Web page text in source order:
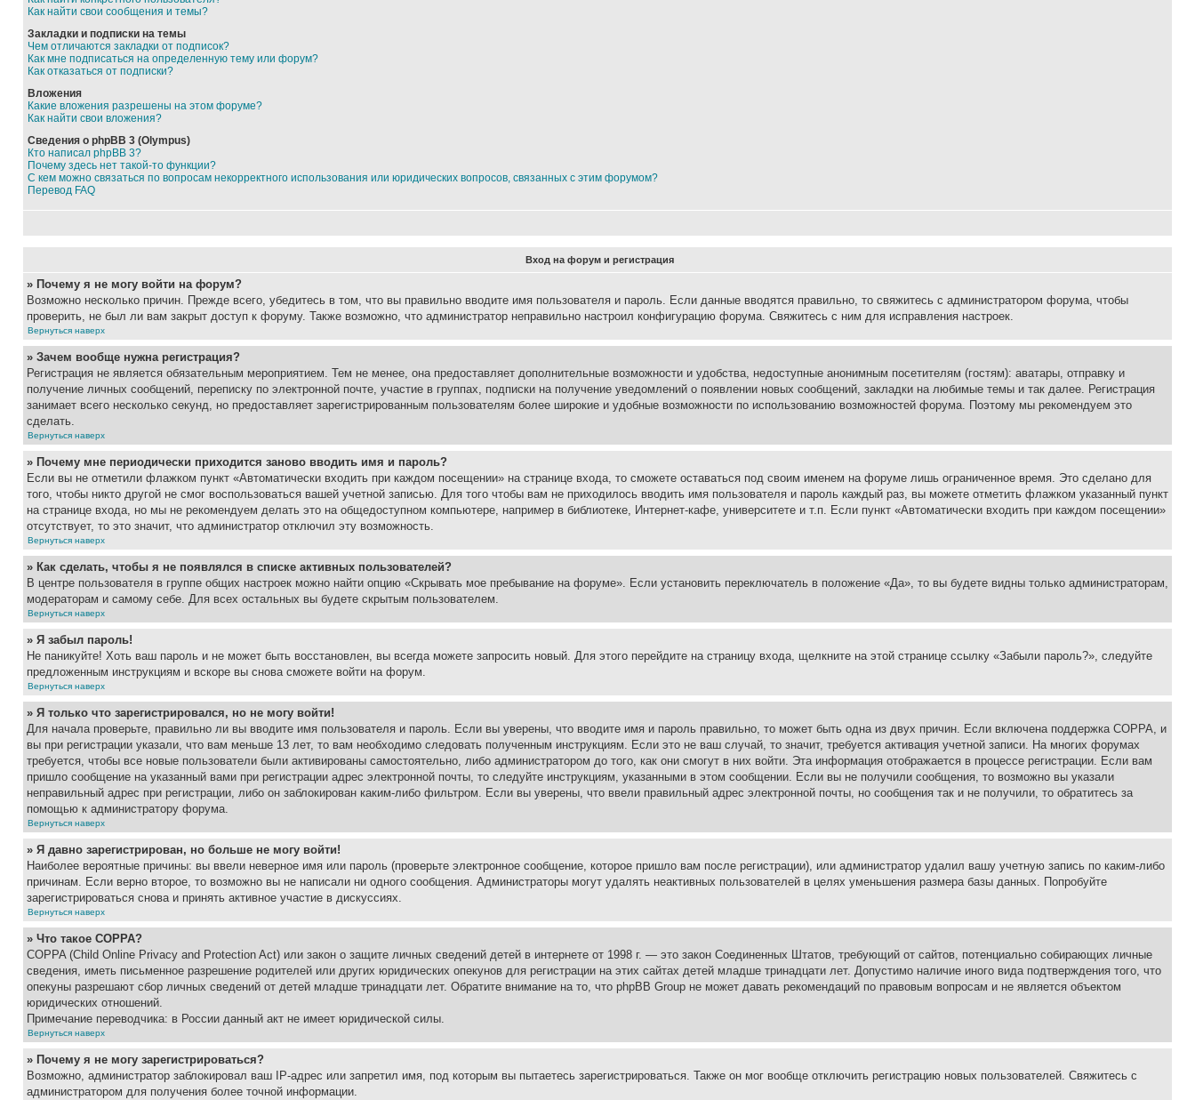
Как найти свои сообщения и темы?
Закладки и подписки на темы
Чем отличаются закладки от подписок?
Как мне подписаться на определенную тему или форум?
Как отказаться от подписки?
Вложения
Какие вложения разрешены на этом форуме?
Как найти свои вложения?
Сведения о phpBB 3 (Olympus)
Кто написал phpBB 3?
Почему здесь нет такой-то функции?
С кем можно связаться по вопросам некорректного использования или юридических вопросов, связанных с этим форумом?
Перевод FAQ
Вход на форум и регистрация
» Почему я не могу войти на форум?
Возможно несколько причин. Прежде всего, убедитесь в том, что вы правильно вводите имя пользователя и пароль. Если данные вводятся правильно, то свяжитесь с администратором форума, чтобы
проверить, не был ли вам закрыт доступ к форуму. Также возможно, что администратор неправильно настроил конфигурацию форума. Свяжитесь с ним для исправления настроек.
Вернуться наверх
» Зачем вообще нужна регистрация?
Регистрация не является обязательным мероприятием. Тем не менее, она предоставляет дополнительные возможности и удобства, недоступные анонимным посетителям (гостям): аватары, отправку и
получение личных сообщений, переписку по электронной почте, участие в группах, подписки на получение уведомлений о появлении новых сообщений, закладки на любимые темы и так далее. Регистрация
занимает всего несколько секунд, но предоставляет зарегистрированным пользователям более широкие и удобные возможности по использованию возможностей форума. Поэтому мы рекомендуем это
сделать.
Вернуться наверх
» Почему мне периодически приходится заново вводить имя и пароль?
Если вы не отметили флажком пункт «Автоматически входить при каждом посещении» на странице входа, то сможете оставаться под своим именем на форуме лишь ограниченное время. Это сделано для
того, чтобы никто другой не смог воспользоваться вашей учетной записью. Для того чтобы вам не приходилось вводить имя пользователя и пароль каждый раз, вы можете отметить флажком указанный пункт
на странице входа, но мы не рекомендуем делать это на общедоступном компьютере, например в библиотеке, Интернет-кафе, университете и т.п. Если пункт «Автоматически входить при каждом посещении»
отсутствует, то это значит, что администратор отключил эту возможность.
Вернуться наверх
» Как сделать, чтобы я не появлялся в списке активных пользователей?
В центре пользователя в группе общих настроек можно найти опцию «Скрывать мое пребывание на форуме». Если установить переключатель в положение «Да», то вы будете видны только администраторам,
модераторам и самому себе. Для всех остальных вы будете скрытым пользователем.
Вернуться наверх
» Я забыл пароль!
Не паникуйте! Хоть ваш пароль и не может быть восстановлен, вы всегда можете запросить новый. Для этого перейдите на страницу входа, щелкните на этой странице ссылку «Забыли пароль?», следуйте
предложенным инструкциям и вскоре вы снова сможете войти на форум.
Вернуться наверх
» Я только что зарегистрировался, но не могу войти!
Для начала проверьте, правильно ли вы вводите имя пользователя и пароль. Если вы уверены, что вводите имя и пароль правильно, то может быть одна из двух причин. Если включена поддержка COPPA, и
вы при регистрации указали, что вам меньше 13 лет, то вам необходимо следовать полученным инструкциям. Если это не ваш случай, то значит, требуется активация учетной записи. На многих форумах
требуется, чтобы все новые пользователи были активированы самостоятельно, либо администратором до того, как они смогут в них войти. Эта информация отображается в процессе регистрации. Если вам
пришло сообщение на указанный вами при регистрации адрес электронной почты, то следуйте инструкциям, указанными в этом сообщении. Если вы не получили сообщения, то возможно вы указали
неправильный адрес при регистрации, либо он заблокирован каким-либо фильтром. Если вы уверены, что ввели правильный адрес электронной почты, но сообщения так и не получили, то обратитесь за
помощью к администратору форума.
Вернуться наверх
» Я давно зарегистрирован, но больше не могу войти!
Наиболее вероятные причины: вы ввели неверное имя или пароль (проверьте электронное сообщение, которое пришло вам после регистрации), или администратор удалил вашу учетную запись по каким-либо
причинам. Если верно второе, то возможно вы не написали ни одного сообщения. Администраторы могут удалять неактивных пользователей в целях уменьшения размера базы данных. Попробуйте
зарегистрироваться снова и принять активное участие в дискуссиях.
Вернуться наверх
» Что такое COPPA?
COPPA (Child Online Privacy and Protection Act) или закон о защите личных сведений детей в интернете от 1998 г. — это закон Соединенных Штатов, требующий от сайтов, потенциально собирающих личные
сведения, иметь письменное разрешение родителей или других юридических опекунов для регистрации на этих сайтах детей младше тринадцати лет. Допустимо наличие иного вида подтверждения того, что
опекуны разрешают сбор личных сведений от детей младше тринадцати лет. Обратите внимание на то, что phpBB Group не может давать рекомендаций по правовым вопросам и не является объектом
юридических отношений.
Примечание переводчика: в России данный акт не имеет юридической силы.
Вернуться наверх
» Почему я не могу зарегистрироваться?
Возможно, администратор заблокировал ваш IP-адрес или запретил имя, под которым вы пытаетесь зарегистрироваться. Также он мог вообще отключить регистрацию новых пользователей. Свяжитесь с
администратором для получения более точной информации.